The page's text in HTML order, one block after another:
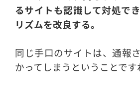
るサイトも認識して対処で
リズムを改良する。
同じ手口のサイトは、通報
かってしまうということです